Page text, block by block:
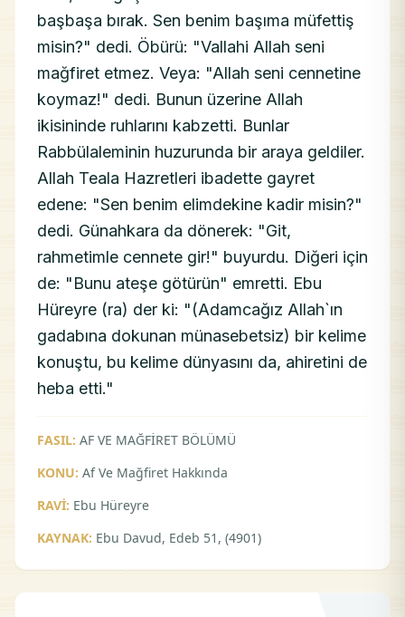
başbaşa bırak. Sen benim başıma müfettiş
misin?" dedi. Öbürü: "Vallahi Allah seni
mağfiret etmez. Veya: "Allah seni cennetine
koymaz!" dedi. Bunun üzerine Allah
ikisininde ruhlarını kabzetti. Bunlar
Rabbülaleminin huzurunda bir araya geldiler.
Allah Teala Hazretleri ibadette gayret
edene: "Sen benim elimdekine kadir misin?"
dedi. Günahkara da dönerek: "Git,
rahmetimle cennete gir!" buyurdu. Diğeri için
de: "Bunu ateşe götürün" emretti. Ebu
Hüreyre (ra) der ki: "(Adamcağız Allah`ın
gadabına dokunan münasebetsiz) bir kelime
konuştu, bu kelime dünyasını da, ahiretini de
heba etti."
FASIL: AF VE MAĞFİRET BÖLÜMÜ
KONU: Af Ve Mağfiret Hakkında
RAVİ: Ebu Hüreyre
KAYNAK: Ebu Davud, Edeb 51, (4901)